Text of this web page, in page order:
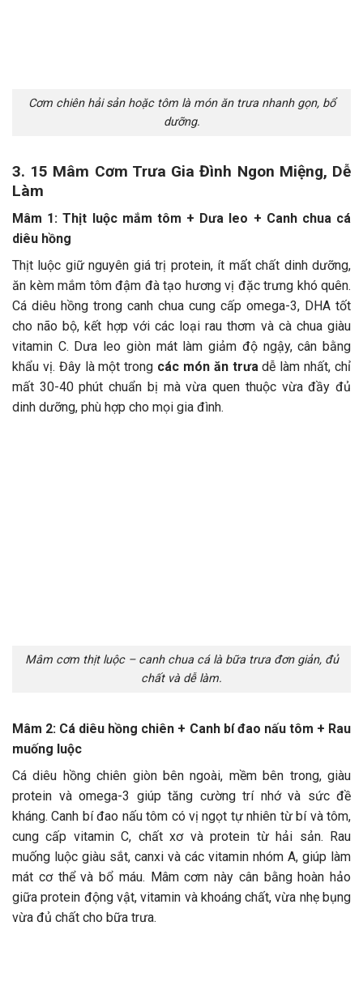
Cơm chiên hải sản hoặc tôm là món ăn trưa nhanh gọn, bổ
dưỡng.
3. 15 Mâm Cơm Trưa Gia Đình Ngon Miệng, Dễ
Làm
Mâm 1: Thịt luộc mắm tôm + Dưa leo + Canh chua cá
diêu hồng
Thịt luộc giữ nguyên giá trị protein, ít mất chất dinh dưỡng,
ăn kèm mắm tôm đậm đà tạo hương vị đặc trưng khó quên.
Cá diêu hồng trong canh chua cung cấp omega-3, DHA tốt
cho não bộ, kết hợp với các loại rau thơm và cà chua giàu
vitamin C. Dưa leo giòn mát làm giảm độ ngậy, cân bằng
khẩu vị. Đây là một trong các món ăn trưadễ làm nhất, chỉ
mất 30-40 phút chuẩn bị mà vừa quen thuộc vừa đầy đủ
dinh dưỡng, phù hợp cho mọi gia đình.
Mâm cơm thịt luộc – canh chua cá là bữa trưa đơn giản, đủ
chất và dễ làm.
Mâm 2: Cá diêu hồng chiên + Canh bí đao nấu tôm + Rau
muống luộc
Cá diêu hồng chiên giòn bên ngoài, mềm bên trong, giàu
protein và omega-3 giúp tăng cường trí nhớ và sức đề
kháng. Canh bí đao nấu tôm có vị ngọt tự nhiên từ bí và tôm,
cung cấp vitamin C, chất xơ và protein từ hải sản. Rau
muống luộc giàu sắt, canxi và các vitamin nhóm A, giúp làm
mát cơ thể và bổ máu. Mâm cơm này cân bằng hoàn hảo
giữa protein động vật, vitamin và khoáng chất, vừa nhẹ bụng
vừa đủ chất cho bữa trưa.